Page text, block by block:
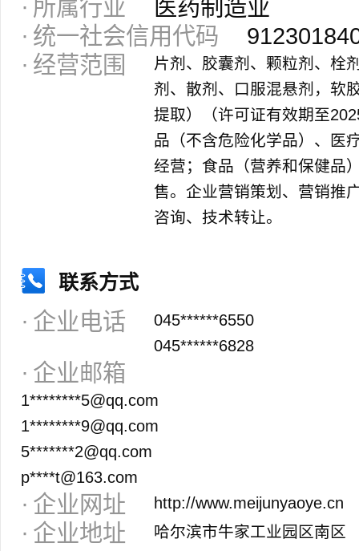
所属行业
医药制造业
统一社会信用代码
经营范围
片剂、胶囊剂、颗粒剂、栓
剂、散剂、口服混悬剂，软
提取）（许可证有效期至
品（不含危险化学品）、医
经营；食品（营养和保健品
售。企业营销策划、营销推
咨询、技术转让。
联系方式
企业电话
045******6550
045******6828
企业邮箱
1********5@qq.com
1********9@qq.com
5*******2@qq.com
p****t@163.com
企业网址 http://www.meijunyaoye.cn
企业地址 哈尔滨市牛家工业园区南区